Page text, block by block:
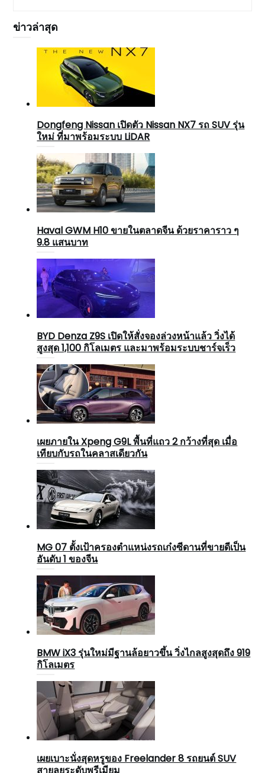
ข่าวล่าสุด
Dongfeng Nissan เปิดตัว Nissan NX7 รถ SUV รุ่น
ใหม่ ที่มาพร้อมระบบ LiDAR
Haval GWM H10 ขายในตลาดจีน ด้วยราคาราว ๆ
9.8 แสนบาท
BYD Denza Z9S เปิดให้สั่งจองล่วงหน้าแล้ว วิ่งได้
สูงสุด 1,100 กิโลเมตร และมาพร้อมระบบชาร์จเร็ว
เผยภายใน Xpeng G9L พื้นที่แถว 2 กว้างที่สุด เมื่อ
เทียบกับรถในคลาสเดียวกัน
MG 07 ตั้งเป้าครองตำแหน่งรถเก๋งซีดานที่ขายดีเป็น
อันดับ 1 ของจีน
BMW iX3 รุ่นใหม่มีฐานล้อยาวขึ้น วิ่งไกลสูงสุดถึง 919
กิโลเมตร
เผยเบาะนั่งสุดหรูของ Freelander 8 รถยนต์ SUV
สายลุยระดับพรีเมียม